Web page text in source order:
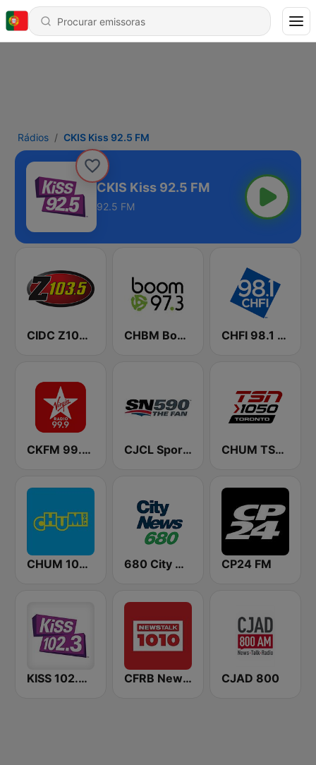
Rádios CKIS Kiss 92.5 FM
CKIS Kiss 92.5 FM
92.5 FM
CIDC Z103.5 CHBM Boom 97.3 FM CHFI 98.1 FM (CA Only)
CKFM 99.9 Virgin Radio Toronto CJCL Sportsnet 590 The Fan CHUM TSN 1050 AM
CHUM 104.5 FM (CA Only) 680 City News CP24 FM
KISS 102.3 FM CFRB Newstalk 1010 CJAD 800